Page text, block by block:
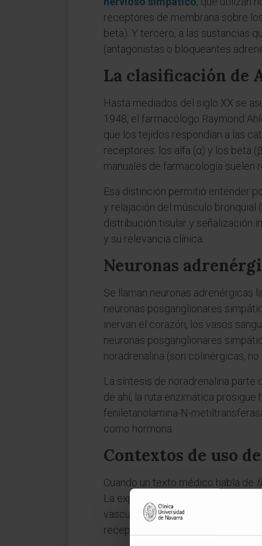
receptores de membrana sobre
beta). Y tercero, a las sustancias
(antagonistas o bloqueantes
La clasificación de
Hasta mediados del siglo XX se
1948, el farmacólogo Raymond
que los tejidos respondían a las
receptores: los alfa (α) y los beta
manuales de farmacología suelen
Esa distinción permitió entender
y relajación del músculo bronquial
distribución tisular y señalización
y su relevancia clínica.
Neuronas
Se llaman neuronas adrenérgicas
neuronas posganglionares
inervan el corazón, los vasos
neuronas posganglionares
noradrenalina (son colinérgicas, no
La síntesis de noradrenalina parte
de ahí, la ruta enzimática prosigue
feniletanolamina-N-
como hormona.
Contextos de uso
Cuando un texto médico habla de
La expresión
vascular, por ejemplo, regula la
receptores α o β, ya sea de origen